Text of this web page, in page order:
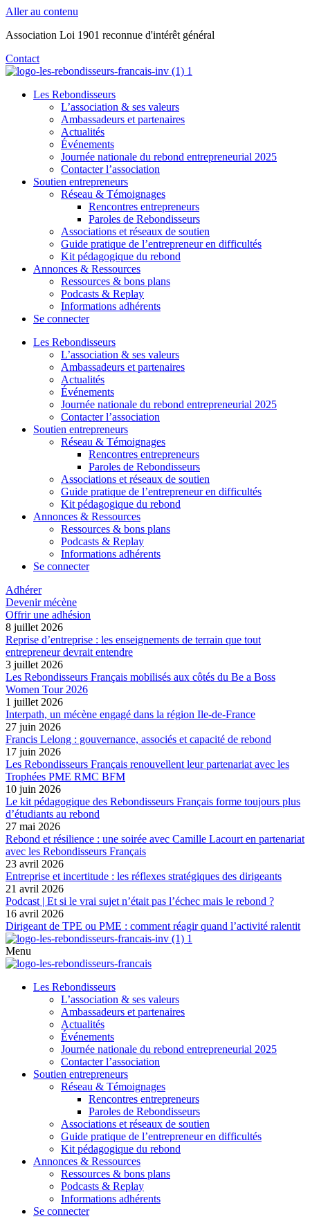
Aller au contenu
Association Loi 1901 reconnue d'intérêt général
Contact
Les Rebondisseurs
L’association & ses valeurs
Ambassadeurs et partenaires
Actualités
Événements
Journée nationale du rebond entrepreneurial 2025
Contacter l’association
Soutien entrepreneurs
Réseau & Témoignages
Rencontres entrepreneurs
Paroles de Rebondisseurs
Associations et réseaux de soutien
Guide pratique de l’entrepreneur en difficultés
Kit pédagogique du rebond
Annonces & Ressources
Ressources & bons plans
Podcasts & Replay
Informations adhérents
Se connecter
Les Rebondisseurs
L’association & ses valeurs
Ambassadeurs et partenaires
Actualités
Événements
Journée nationale du rebond entrepreneurial 2025
Contacter l’association
Soutien entrepreneurs
Réseau & Témoignages
Rencontres entrepreneurs
Paroles de Rebondisseurs
Associations et réseaux de soutien
Guide pratique de l’entrepreneur en difficultés
Kit pédagogique du rebond
Annonces & Ressources
Ressources & bons plans
Podcasts & Replay
Informations adhérents
Se connecter
Adhérer
Devenir mécène
Offrir une adhésion
8 juillet 2026
Reprise d’entreprise : les enseignements de terrain que tout
entrepreneur devrait entendre
3 juillet 2026
Les Rebondisseurs Français mobilisés aux côtés du Be a Boss
Women Tour 2026
1 juillet 2026
Interpath, un mécène engagé dans la région Ile-de-France
27 juin 2026
Francis Lelong : gouvernance, associés et capacité de rebond
17 juin 2026
Les Rebondisseurs Français renouvellent leur partenariat avec les
Trophées PME RMC BFM
10 juin 2026
Le kit pédagogique des Rebondisseurs Français forme toujours plus
d’étudiants au rebond
27 mai 2026
Rebond et résilience : une soirée avec Camille Lacourt en partenariat
avec les Rebondisseurs Français
23 avril 2026
Entreprise et incertitude : les réflexes stratégiques des dirigeants
21 avril 2026
Podcast | Et si le vrai sujet n’était pas l’échec mais le rebond ?
16 avril 2026
Dirigeant de TPE ou PME : comment réagir quand l’activité ralentit
Menu
Les Rebondisseurs
L’association & ses valeurs
Ambassadeurs et partenaires
Actualités
Événements
Journée nationale du rebond entrepreneurial 2025
Contacter l’association
Soutien entrepreneurs
Réseau & Témoignages
Rencontres entrepreneurs
Paroles de Rebondisseurs
Associations et réseaux de soutien
Guide pratique de l’entrepreneur en difficultés
Kit pédagogique du rebond
Annonces & Ressources
Ressources & bons plans
Podcasts & Replay
Informations adhérents
Se connecter